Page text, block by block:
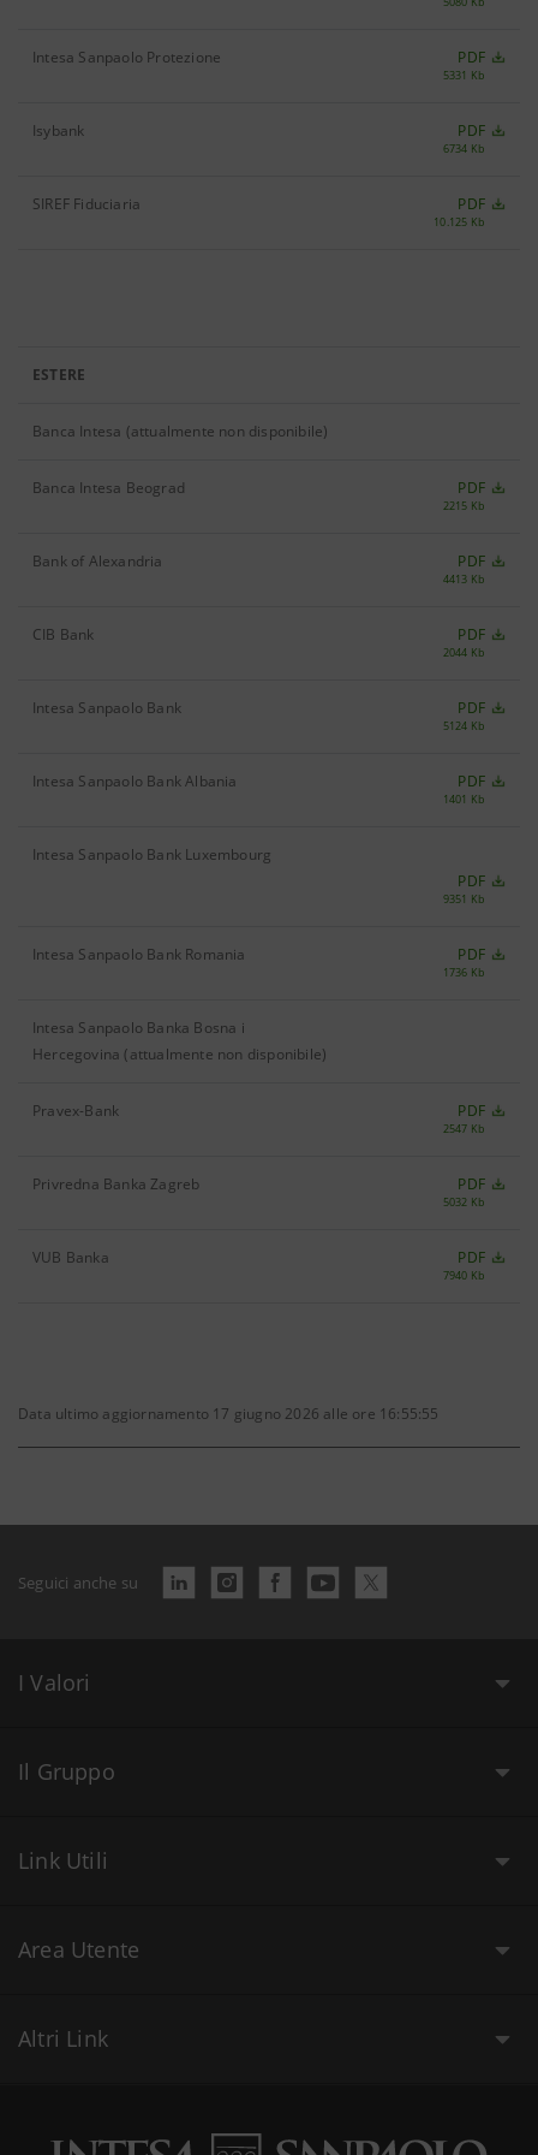
Intesa Sanpaolo Protezione PDF
5331 Kb
Isybank PDF
6734 Kb
SIREF Fiduciaria PDF
10.125 Kb
ESTERE
Banca Intesa (attualmente non disponibile)
Banca Intesa Beograd PDF
2215 Kb
Bank of Alexandria PDF
4413 Kb
CIB Bank PDF
2044 Kb
Intesa Sanpaolo Bank PDF
5124 Kb
Intesa Sanpaolo Bank Albania PDF
1401 Kb
Intesa Sanpaolo Bank Luxembourg
PDF
9351 Kb
Intesa Sanpaolo Bank Romania PDF
1736 Kb
Intesa Sanpaolo Banka Bosna i
Hercegovina (attualmente non disponibile)
Pravex-Bank PDF
2547 Kb
Privredna Banka Zagreb PDF
5032 Kb
VUB Banka PDF
7940 Kb
Data ultimo aggiornamento 17 giugno 2026 alle ore 16:55:55
Seguici anche su
I Valori
Il Gruppo
Link Utili
Area Utente
Altri Link